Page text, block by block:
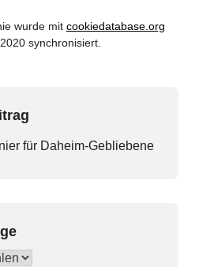
wurde mit cookiedatabase.org
synchronisiert.
für Daheim-Gebliebene